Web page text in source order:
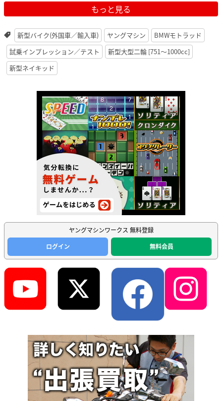
もっと見る
新型バイク(外国車／輸入車) ヤングマシン
BMWモトラッド
試乗インプレッション／テスト
新型大型二輪 [751〜1000cc]
新型ネイキッド
ヤングマシンワークス 無料登録
ログイン
無料会員